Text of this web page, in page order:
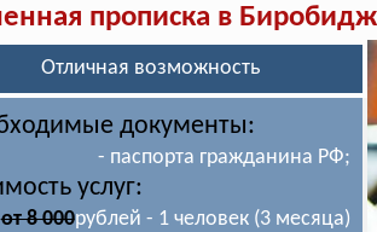
прописка в
Отличная возможность
документы:
- паспорта гражданина РФ;
услуг:
от 8 000рублей - 1 человек (3 месяца)